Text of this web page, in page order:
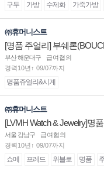
구두 가방 수제화 가죽가방
㈜휴머니스트
[명품 주얼리] 부쉐론
점 판매사원 채용
부산 해운대구
급여협의
경력10년↑ 09/07까지
명품쥬얼리&시계
㈜휴머니스트
[LVMH Watch & Jewelry]명
장/부점장/판매사원 채용
서울 강남구
급여협의
경력10년↑ 09/07까지
쇼메 프레드 위블로 명품